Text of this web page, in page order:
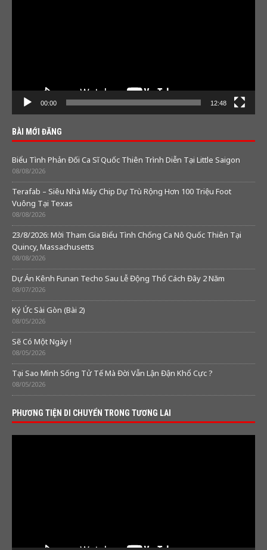
00:00 12:48
BÀI MỚI ĐĂNG
Biểu Tình Phản Đối Ca Sĩ Quốc Thiên Trình Diễn Tại Little Saigon
08/08/2026
Terafab – Siêu Nhà Máy Chip Dự Trù Rộng Hơn 100 Triệu Foot
Vuông Tại Texas
08/08/2026
23/8/2026: Mời Tham Gia Biểu Tình Chống Ca Nô Quốc Thiên Tại
Quincy, Massachusetts
08/08/2026
Dự Án Kênh Funan Techo Sau Lễ Động Thổ Cách Đây 2 Năm
08/07/2026
Ký Ức Sài Gòn (Bài 2)
08/05/2026
Sẽ Có Một Ngày !
08/05/2026
Tại Sao Mình Sống Tử Tế Mà Đời Vẫn Lận Đận Khổ Cực ?
08/05/2026
PHƯƠNG TIỆN DI CHUYỂN TRONG TƯƠNG LAI